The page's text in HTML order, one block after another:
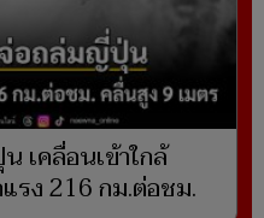
เคลื่อนเข้าใกล้
รง 216 กม.ต่อชม.